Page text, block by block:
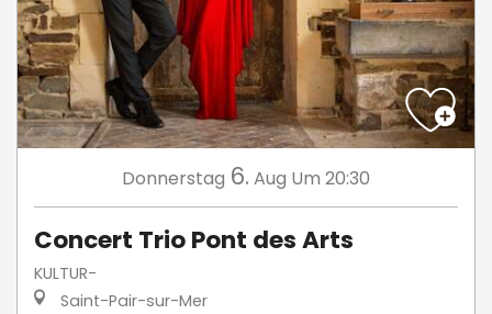
Donnerstag 6. Aug Um 20:30
Concert Trio Pont des Arts
KULTUR-
Saint-Pair-sur-Mer